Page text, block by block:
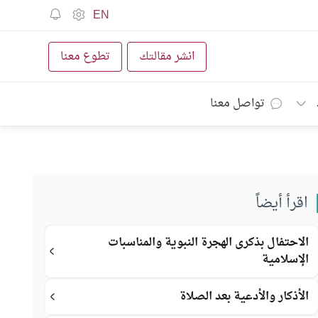
EN
انشر مقالتك تطوع معنا
تواصل معنا
اقرأ أيضاً
الاحتفال بذكرى الهجرة النبوية والمناسبات
الإسلامية
الأذكار والأدعية بعد الصلاة